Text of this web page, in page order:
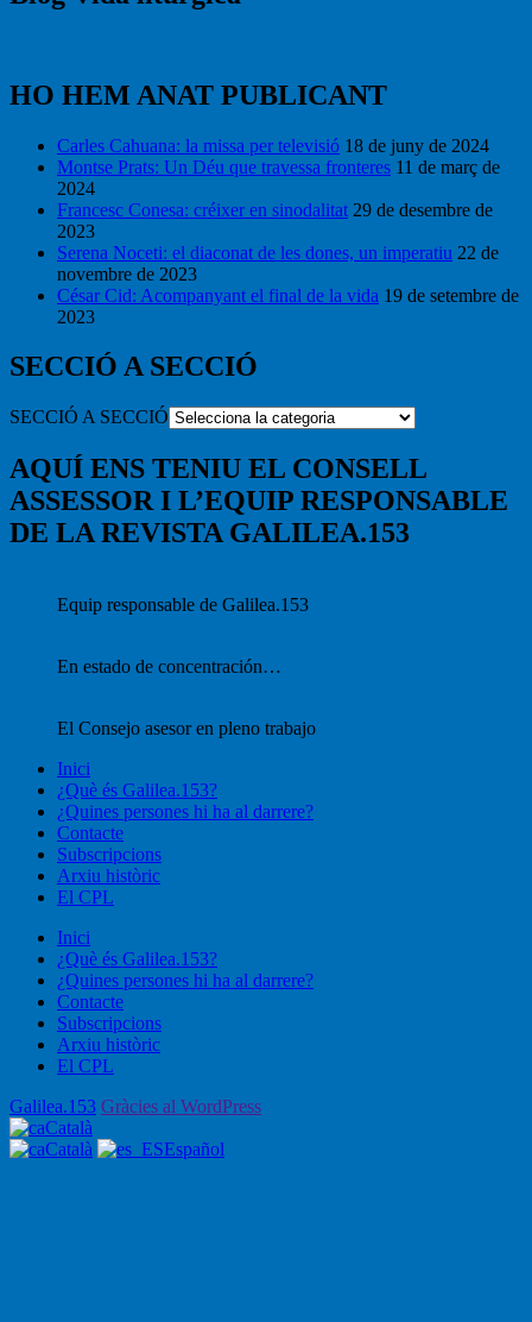
HO HEM ANAT PUBLICANT
Carles Cahuana: la missa per televisió 18 de juny de 2024
Montse Prats: Un Déu que travessa fronteres 11 de març de
2024
Francesc Conesa: créixer en sinodalitat 29 de desembre de
2023
Serena Noceti: el diaconat de les dones, un imperatiu 22 de
novembre de 2023
César Cid: Acompanyant el final de la vida 19 de setembre de
2023
SECCIÓ A SECCIÓ
SECCIÓ A SECCIÓ
AQUÍ ENS TENIU EL CONSELL
ASSESSOR I L’EQUIP RESPONSABLE
DE LA REVISTA GALILEA.153
Equip responsable de Galilea.153
En estado de concentración…
El Consejo asesor en pleno trabajo
Inici
¿Què és Galilea.153?
¿Quines persones hi ha al darrere?
Contacte
Subscripcions
Arxiu històric
El CPL
Inici
¿Què és Galilea.153?
¿Quines persones hi ha al darrere?
Contacte
Subscripcions
Arxiu històric
El CPL
Galilea.153 Gràcies al WordPress
Català
Català
Español